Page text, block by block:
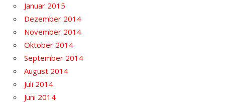
Januar 2015
Dezember 2014
November 2014
Oktober 2014
September 2014
August 2014
Juli 2014
Juni 2014